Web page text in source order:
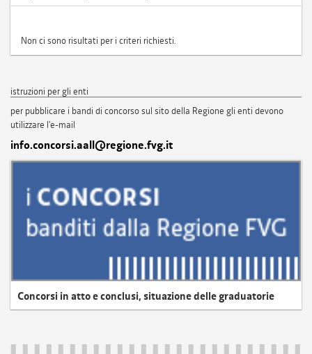
Non ci sono risultati per i criteri richiesti.
istruzioni per gli enti
per pubblicare i bandi di concorso sul sito della Regione gli enti devono
utilizzare l'e-mail
info.concorsi.aall@regione.fvg.it
Concorsi in atto e conclusi, situazione delle graduatorie